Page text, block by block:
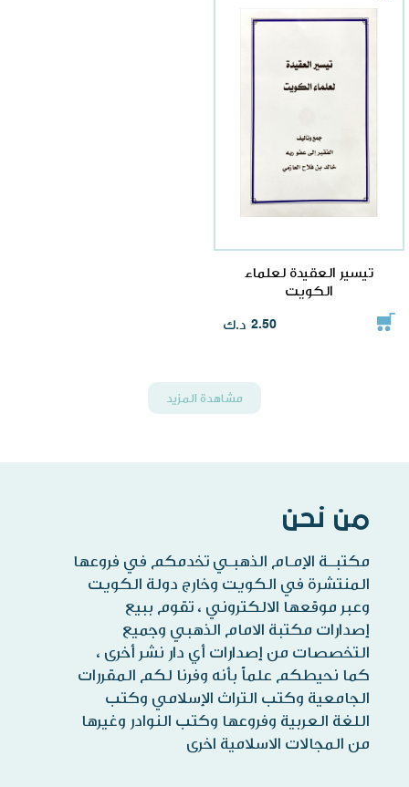
تيسير العقيدة لعلماء
الكويت
2.50 د.ك
مشاهدة المزيد
من نحن
مكتبــة الإمـام الذهبـي تخدمكم في فروعها
المنتشرة في الكويت وخارج دولة الكويت
وعبر موقعها الالكتروني ، تقوم ببيع
إصدارات مكتبة الامام الذهبي وجميع
التخصصات من إصدارات أي دار نشر أخرى ،
كما نحيطكم علماً بأنه وفرنا لكم المقررات
الجامعية وكتب التراث الإسلامي وكتب
اللغة العربية وفروعها وكتب النوادر وغيرها
من المجالات الاسلامية اخرى